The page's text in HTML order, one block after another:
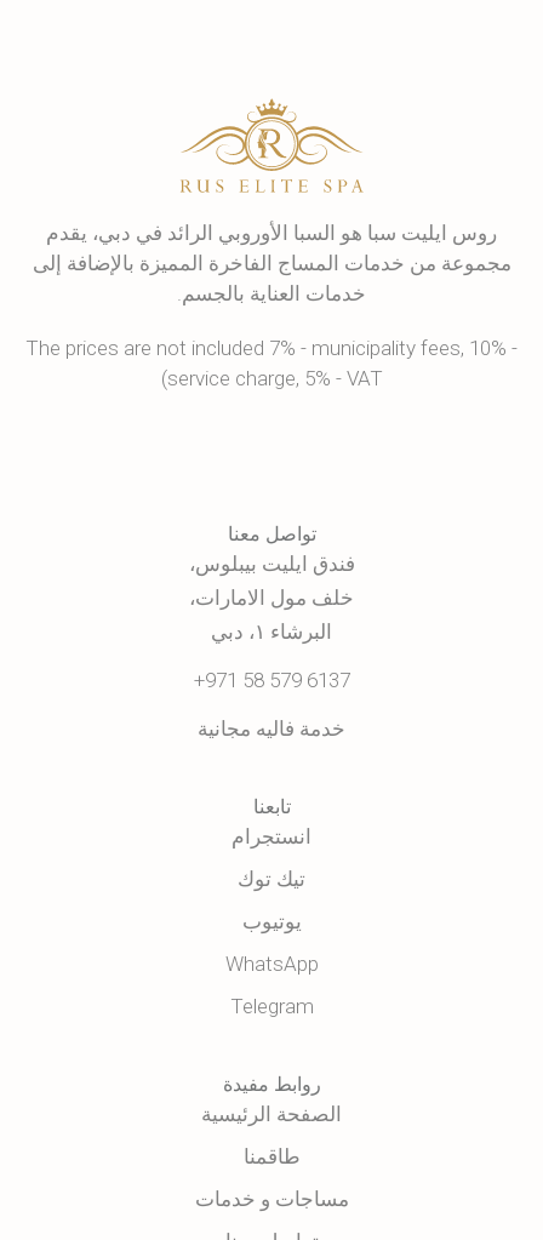
روس ايليت سبا هو السبا الأوروبي الرائد في دبي، يقدم
مجموعة من خدمات المساج الفاخرة المميزة بالإضافة إلى
خدمات العناية بالجسم.
The prices are not included 7% - municipality fees, 10% -
service charge, 5% - VAT)
تواصل معنا
فندق ايليت بيبلوس،
خلف مول الامارات،
البرشاء ١، دبي
+971 58 579 6137
خدمة فاليه مجانية
تابعنا
انستجرام
تيك توك
يوتيوب
WhatsApp
Telegram
روابط مفيدة
الصفحة الرئيسية
طاقمنا
مساجات و خدمات